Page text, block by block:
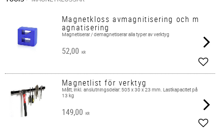
Magnetkloss avmagnitisering och m
agnatisering
Magnetiserar / demagnetiserar alla typer av verktyg
52,00 KR
Add
Magnetlist för verktyg
Mått, inkl. anslutningsdelar: 505 x 30 x 23 mm. Lastkapacitet på
13 kg
149,00 KR
Add